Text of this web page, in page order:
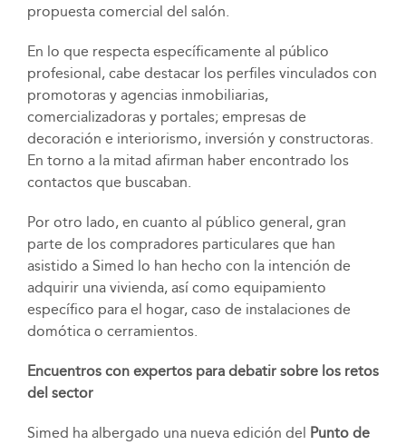
propuesta comercial del salón.
En lo que respecta específicamente al público
profesional, cabe destacar los perfiles vinculados con
promotoras y agencias inmobiliarias,
comercializadoras y portales; empresas de
decoración e interiorismo, inversión y constructoras.
En torno a la mitad afirman haber encontrado los
contactos que buscaban.
Por otro lado, en cuanto al público general, gran
parte de los compradores particulares que han
asistido a Simed lo han hecho con la intención de
adquirir una vivienda, así como equipamiento
específico para el hogar, caso de instalaciones de
domótica o cerramientos.
Encuentros con expertos para debatir sobre los retos
del sector
Simed ha albergado una nueva edición del Punto de